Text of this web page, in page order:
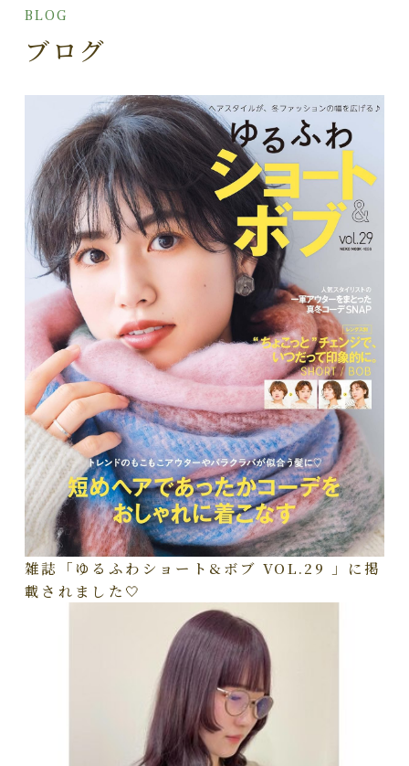
BLOG
ブログ
雑誌「ゆるふわショート&ボブ VOL.29 」に掲
載されました🤍